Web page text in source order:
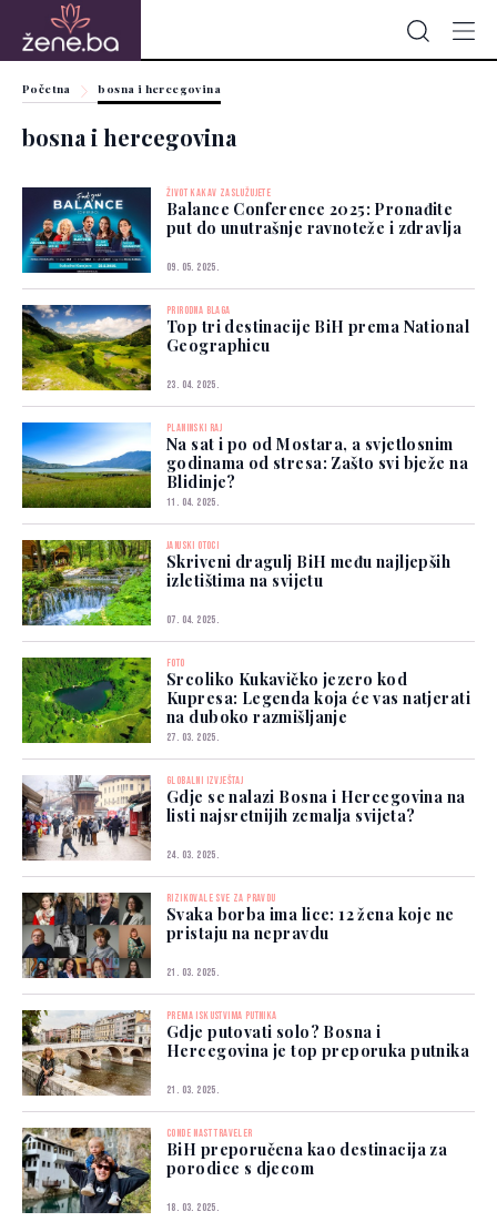
Početna bosna i hercegovina
bosna i hercegovina
ŽIVOT KAKAV ZASLUŽUJETE
Balance Conference 2025: Pronađite
put do unutrašnje ravnoteže i zdravlja
09. 05. 2025.
PRIRODNA BLAGA
Top tri destinacije BiH prema National
Geographicu
23. 04. 2025.
PLANINSKI RAJ
Na sat i po od Mostara, a svjetlosnim
godinama od stresa: Zašto svi bježe na
Blidinje?
11. 04. 2025.
JANJSKI OTOCI
Skriveni dragulj BiH među najljepših
izletištima na svijetu
07. 04. 2025.
FOTO
Srcoliko Kukavičko jezero kod
Kupresa: Legenda koja će vas natjerati
na duboko razmišljanje
27. 03. 2025.
GLOBALNI IZVJEŠTAJ
Gdje se nalazi Bosna i Hercegovina na
listi najsretnijih zemalja svijeta?
24. 03. 2025.
RIZIKOVALE SVE ZA PRAVDU
Svaka borba ima lice: 12 žena koje ne
pristaju na nepravdu
21. 03. 2025.
PREMA ISKUSTVIMA PUTNIKA
Gdje putovati solo? Bosna i
Hercegovina je top preporuka putnika
21. 03. 2025.
CONDE NAST TRAVELER
BiH preporučena kao destinacija za
porodice s djecom
18. 03. 2025.